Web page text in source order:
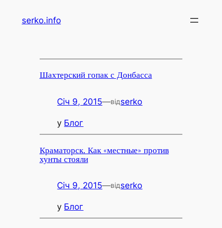
serko.info
Шахтерский гопак с Донбасса
Січ 9, 2015—відserko
у Блог
Краматорск. Как «местные» против
хунты стояли
Січ 9, 2015—відserko
у Блог